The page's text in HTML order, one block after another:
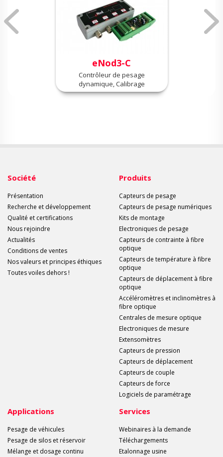
eNod3-C
Contrôleur de pesage
dynamique, Calibrage
Société
Présentation
Recherche et développement
Qualité et certifications
Nous rejoindre
Actualités
Conditions de ventes
Nos valeurs et principes éthiques
Toutes voiles dehors !
Produits
Capteurs de pesage
Capteurs de pesage numériques
Kits de montage
Electroniques de pesage
Capteurs de contrainte à fibre
optique
Capteurs de température à fibre
optique
Capteurs de déplacement à fibre
optique
Accéléromètres et inclinomètres à
fibre optique
Centrales de mesure optique
Electroniques de mesure
Extensomètres
Capteurs de pression
Capteurs de déplacement
Capteurs de couple
Capteurs de force
Logiciels de paramétrage
Applications
Pesage de véhicules
Pesage de silos et réservoir
Mélange et dosage continu
Services
Webinaires à la demande
Téléchargements
Etalonnage usine